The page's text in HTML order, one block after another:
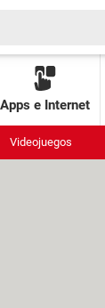
Apps e Internet
Videojuegos